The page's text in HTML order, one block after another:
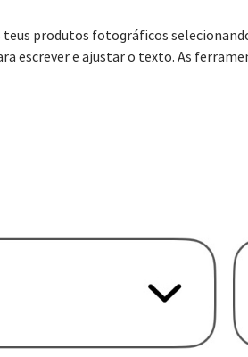
produtos fotográficos
escrever e ajustar o texto. As